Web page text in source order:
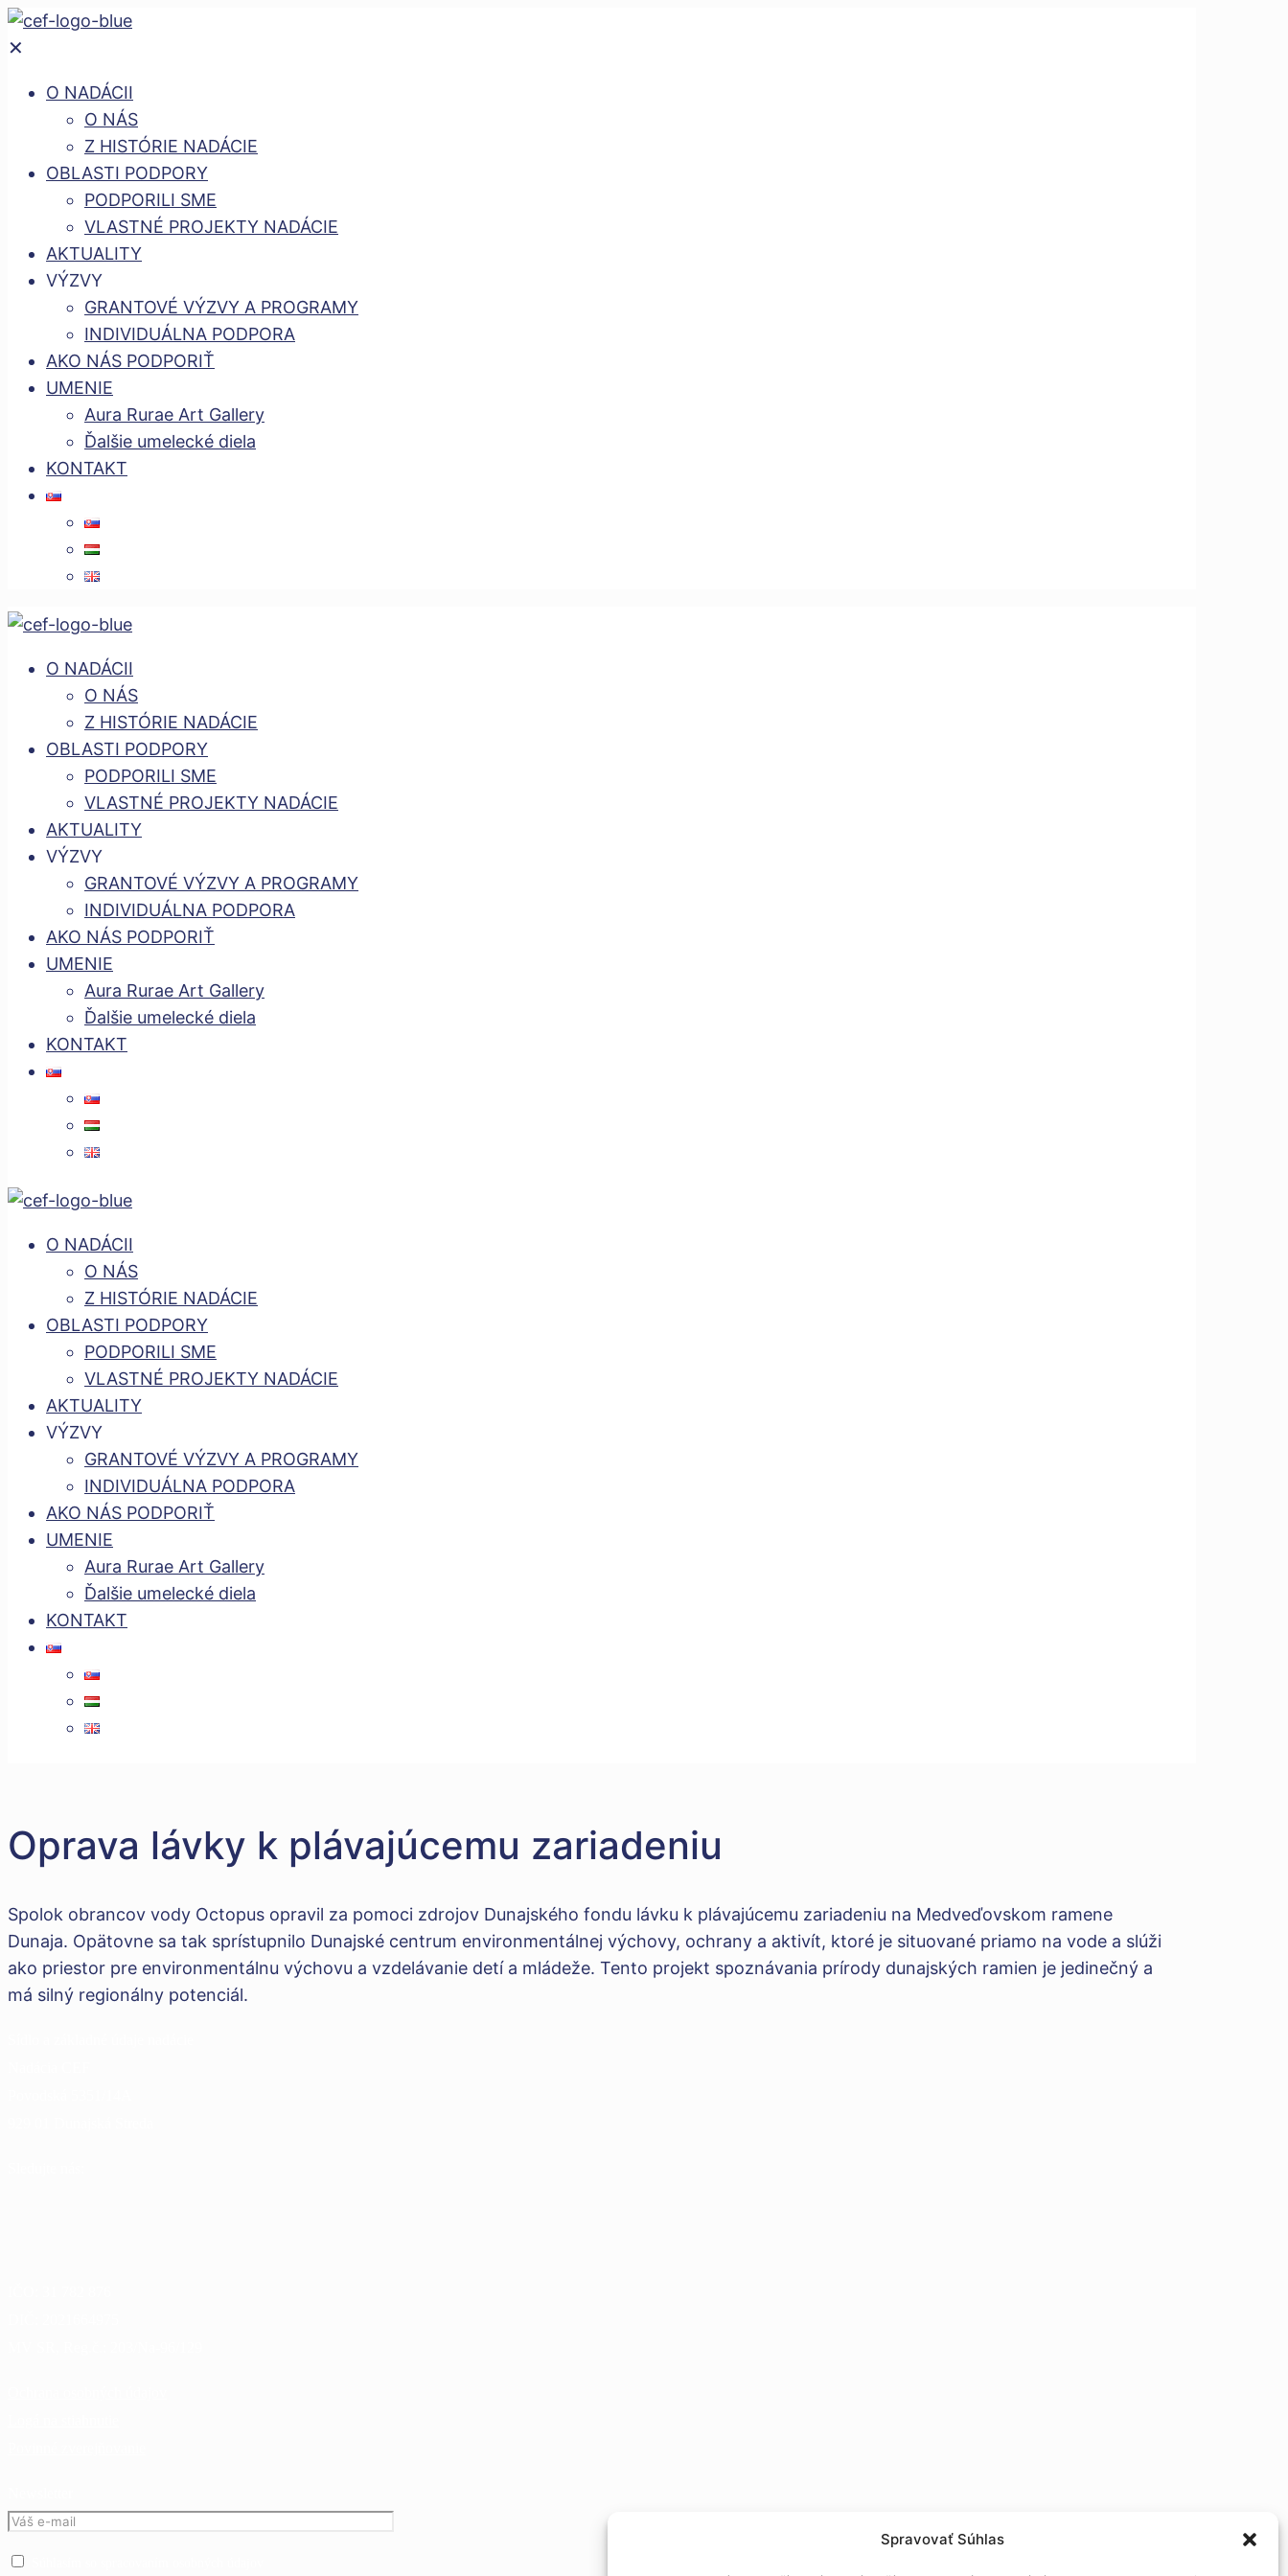
Spravovať Súhlas
✕
O NADÁCII
O NÁS
Z HISTÓRIE NADÁCIE
OBLASTI PODPORY
PODPORILI SME
VLASTNÉ PROJEKTY NADÁCIE
AKTUALITY
VÝZVY
GRANTOVÉ VÝZVY A PROGRAMY
INDIVIDUÁLNA PODPORA
AKO NÁS PODPORIŤ
UMENIE
Aura Rurae Art Gallery
Ďalšie umelecké diela
KONTAKT
O NADÁCII
O NÁS
Z HISTÓRIE NADÁCIE
OBLASTI PODPORY
PODPORILI SME
VLASTNÉ PROJEKTY NADÁCIE
AKTUALITY
VÝZVY
GRANTOVÉ VÝZVY A PROGRAMY
INDIVIDUÁLNA PODPORA
AKO NÁS PODPORIŤ
UMENIE
Aura Rurae Art Gallery
Ďalšie umelecké diela
KONTAKT
O NADÁCII
O NÁS
Z HISTÓRIE NADÁCIE
OBLASTI PODPORY
PODPORILI SME
VLASTNÉ PROJEKTY NADÁCIE
AKTUALITY
VÝZVY
GRANTOVÉ VÝZVY A PROGRAMY
INDIVIDUÁLNA PODPORA
AKO NÁS PODPORIŤ
UMENIE
Aura Rurae Art Gallery
Ďalšie umelecké diela
KONTAKT
Oprava lávky k plávajúcemu zariadeniu
Spolok obrancov vody Octopus opravil za pomoci zdrojov Dunajského fondu lávku k plávajúcemu zariadeniu na Medveďovskom ramene
Dunaja. Opätovne sa tak sprístupnilo Dunajské centrum environmentálnej výchovy, ochrany a aktivít, ktoré je situované priamo na vode a slúži
ako priestor pre environmentálnu výchovu a vzdelávanie detí a mládeže. Tento projekt spoznávania prírody dunajských ramien je jedinečný a
má silný regionálny potenciál.